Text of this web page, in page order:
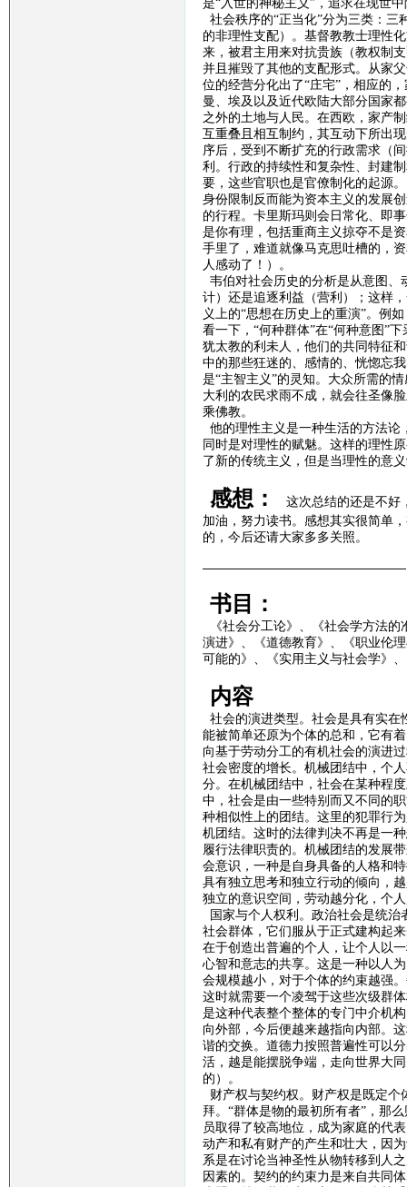
是“入世的神秘主义”，追求在现世
社会秩序的“正当化”分为三类：三
的非理性支配）。基督教教士理性
来，被君主用来对抗贵族（教权制
并且摧毁了其他的支配形式。从家
位的经营分化出了“庄宅”，相应的
曼、埃及以及近代欧陆大部分国家
之外的土地与人民。在西欧，家产
互重叠且相互制约，其互动下所出
序后，受到不断扩充的行政需求（
利。行政的持续性和复杂性、封建
要，这些官职也是官僚制化的起源
身份限制反而能为资本主义的发展
的行程。卡里斯玛则会日常化、即
是你有理，包括重商主义掠夺不是
手里了，难道就像马克思吐槽的，
人感动了！）。
韦伯对社会历史的分析是从意图、
计）还是追逐利益（营利）；这样
义上的“思想在历史上的重演”。例
看一下，“何种群体”在“何种意图”
犹太教的利未人，他们的共同特征
中的那些狂迷的、感情的、恍惚忘
是“主智主义”的灵知。大众所需的
大利的农民求雨不成，就会往圣像
乘佛教。
他的理性主义是一种生活的方法论
同时是对理性的赋魅。这样的理性
了新的传统主义，但是当理性的意
感想：
这次总结的还是不好
加油，努力读书。感想其实很简单
的，今后还请大家多多关照。
————————————————
书目：
《社会分工论》、《社会学方法的
演进》、《道德教育》、《职业伦
可能的》、《实用主义与社会学》
内容
社会的演进类型。社会是具有实在
能被简单还原为个体的总和，它有
向基于劳动分工的有机社会的演进
社会密度的增长。机械团结中，个
分。在机械团结中，社会在某种程
中，社会是由一些特别而又不同的
种相似性上的团结。这里的犯罪行
机团结。这时的法律判决不再是一
履行法律职责的。机械团结的发展
会意识，一种是自身具备的人格和
具有独立思考和独立行动的倾向，
独立的意识空间，劳动越分化，个
国家与个人权利。政治社会是统治
社会群体，它们服从于正式建构起
在于创造出普遍的个人，让个人以
心智和意志的共享。这是一种以人
会规模越小，对于个体的约束越强
这时就需要一个凌驾于这些次级群
是这种代表整个整体的专门中介机
向外部，今后便越来越指向内部。
谐的交换。道德力按照普遍性可以
活，越是能摆脱争端，走向世界大
的）。
财产权与契约权。财产权是既定个
拜。 “群体是物的最初所有者”，那
员取得了较高地位，成为家庭的代
动产和私有财产的产生和壮大，因
系是在讨论当神圣性从物转移到人
因素的。契约的约束力是来自共同